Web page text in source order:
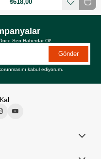
₺618,00
Sen Haberdar Ol!
Gönder
kabul ediyorum.